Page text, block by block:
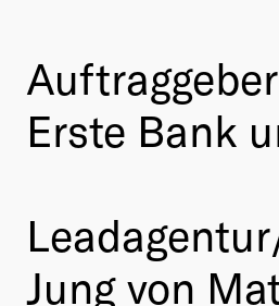
Erste Bank
Jung von